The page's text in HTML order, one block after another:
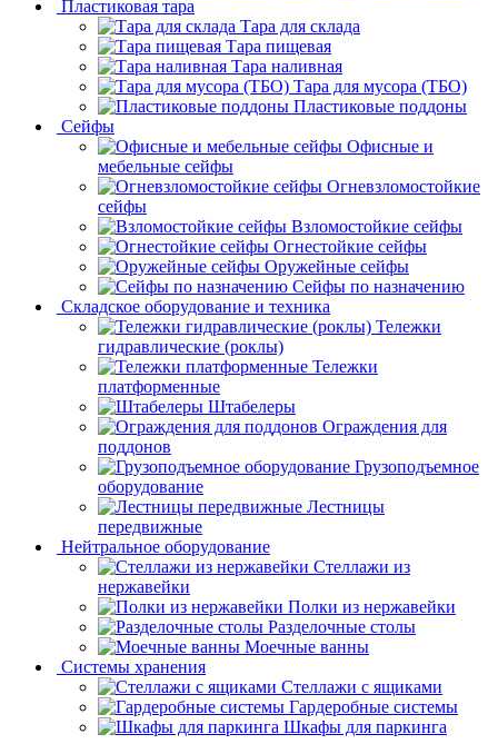
Пластиковая тара
Тара для склада
Тара пищевая
Тара наливная
Тара для мусора (ТБО)
Пластиковые поддоны
Сейфы
Офисные и
мебельные сейфы
Огневзломостойкие
сейфы
Взломостойкие сейфы
Огнестойкие сейфы
Оружейные сейфы
Сейфы по назначению
Складское оборудование и техника
Тележки
гидравлические (роклы)
Тележки
платформенные
Штабелеры
Ограждения для
поддонов
Грузоподъемное
оборудование
Лестницы
передвижные
Нейтральное оборудование
Стеллажи из
нержавейки
Полки из нержавейки
Разделочные столы
Моечные ванны
Системы хранения
Стеллажи с ящиками
Гардеробные системы
Шкафы для паркинга